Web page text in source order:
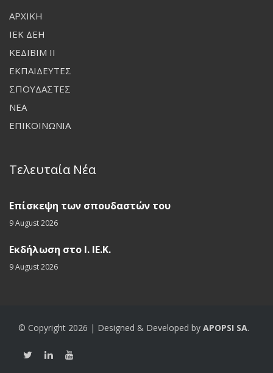
ΑΡΧΙΚΗ
ΙΕΚ ΔΕΗ
ΚΕΔΙΒΙΜ ΙΙ
ΕΚΠΑΙΔΕΥΤΕΣ
ΣΠΟΥΔΑΣΤΕΣ
ΝΕΑ
ΕΠΙΚΟΙΝΩΝΙΑ
Τελευταία Νέα
Επίσκεψη των σπουδαστών του
9 August 2026
Εκδήλωση στο Ι. ΙΕ.Κ.
9 August 2026
© Copyright 2026 | Designed & Developed by APOPSI SA.